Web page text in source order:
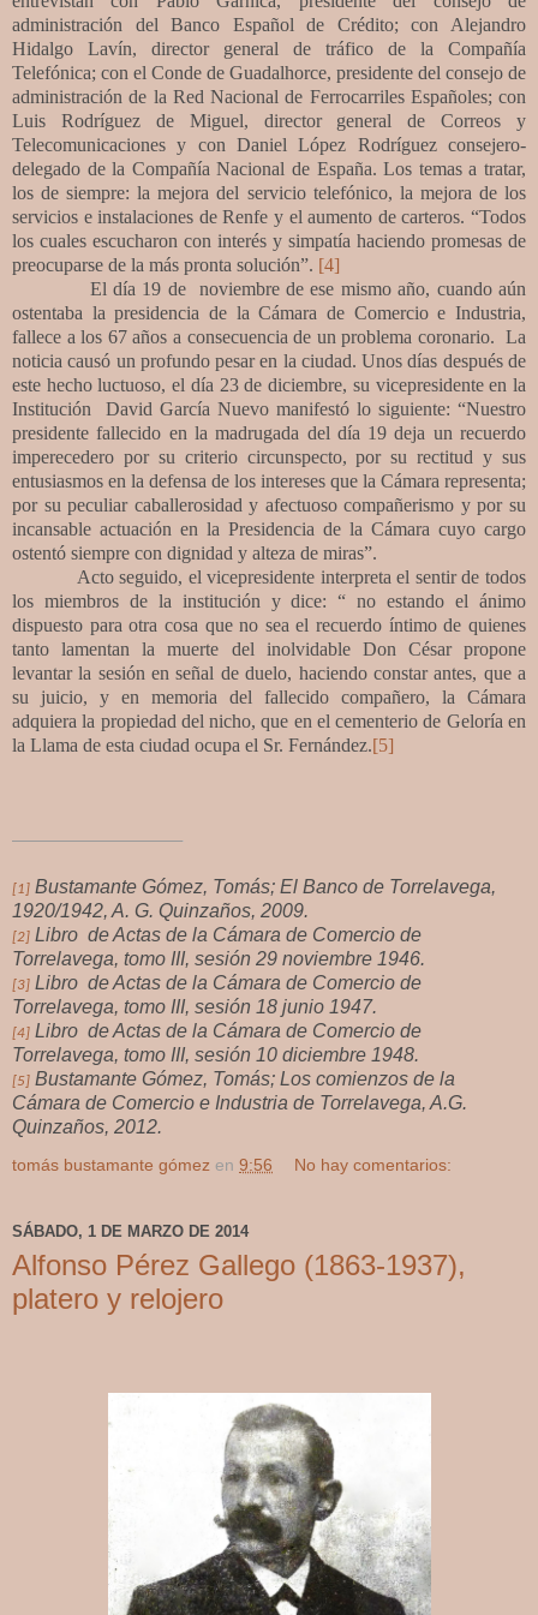
administración del Banco Español de Crédito; con Alejandro
Hidalgo Lavín, director general de tráfico de la Compañía
Telefónica; con el Conde de Guadalhorce, presidente del consejo de
administración de la Red Nacional de Ferrocarriles Españoles; con
Luis Rodríguez de Miguel, director general de Correos y
Telecomunicaciones y con Daniel López Rodríguez consejero-
delegado de la Compañía Nacional de España. Los temas a tratar,
los de siempre: la mejora del servicio telefónico, la mejora de los
servicios e instalaciones de Renfe y el aumento de carteros. “Todos
los cuales escucharon con interés y simpatía haciendo promesas de
preocuparse de la más pronta solución”. [4]
El día 19 de noviembre de ese mismo año, cuando aún
ostentaba la presidencia de la Cámara de Comercio e Industria,
fallece a los 67 años a consecuencia de un problema coronario. La
noticia causó un profundo pesar en la ciudad. Unos días después de
este hecho luctuoso, el día 23 de diciembre, su vicepresidente en la
Institución David García Nuevo manifestó lo siguiente: “Nuestro
presidente fallecido en la madrugada del día 19 deja un recuerdo
imperecedero por su criterio circunspecto, por su rectitud y sus
entusiasmos en la defensa de los intereses que la Cámara representa;
por su peculiar caballerosidad y afectuoso compañerismo y por su
incansable actuación en la Presidencia de la Cámara cuyo cargo
ostentó siempre con dignidad y alteza de miras”.
Acto seguido, el vicepresidente interpreta el sentir de todos
los miembros de la institución y dice: “ no estando el ánimo
dispuesto para otra cosa que no sea el recuerdo íntimo de quienes
tanto lamentan la muerte del inolvidable Don César propone
levantar la sesión en señal de duelo, haciendo constar antes, que a
su juicio, y en memoria del fallecido compañero, la Cámara
adquiera la propiedad del nicho, que en el cementerio de Geloría en
la Llama de esta ciudad ocupa el Sr. Fernández.[5]
[1] Bustamante Gómez, Tomás; El Banco de Torrelavega,
1920/1942, A. G. Quinzaños, 2009.
[2] Libro de Actas de la Cámara de Comercio de
Torrelavega, tomo III, sesión 29 noviembre 1946.
[3] Libro de Actas de la Cámara de Comercio de
Torrelavega, tomo III, sesión 18 junio 1947.
[4] Libro de Actas de la Cámara de Comercio de
Torrelavega, tomo III, sesión 10 diciembre 1948.
[5] Bustamante Gómez, Tomás; Los comienzos de la
Cámara de Comercio e Industria de Torrelavega, A.G.
Quinzaños, 2012.
tomás bustamante gómez en 9:56 No hay comentarios:
SÁBADO, 1 DE MARZO DE 2014
Alfonso Pérez Gallego (1863-1937),
platero y relojero